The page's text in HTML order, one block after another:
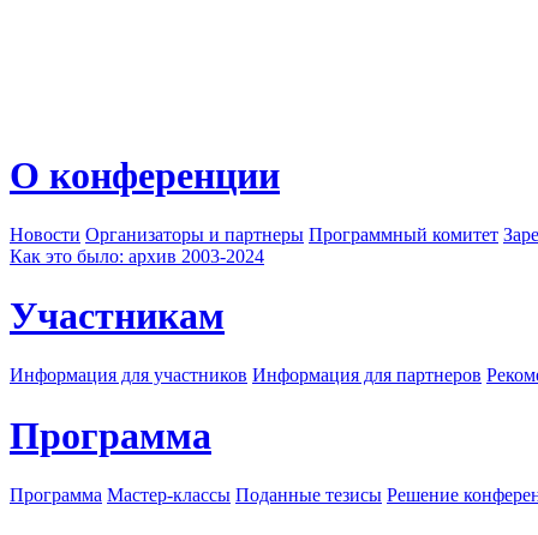
О конференции
Новости Организаторы и партнеры Программный комитет
Как это было: архив 2003-2024
Участникам
Информация для участников Информация для партнеров
Программа
Программа Мастер-классы Поданные тезисы Решение